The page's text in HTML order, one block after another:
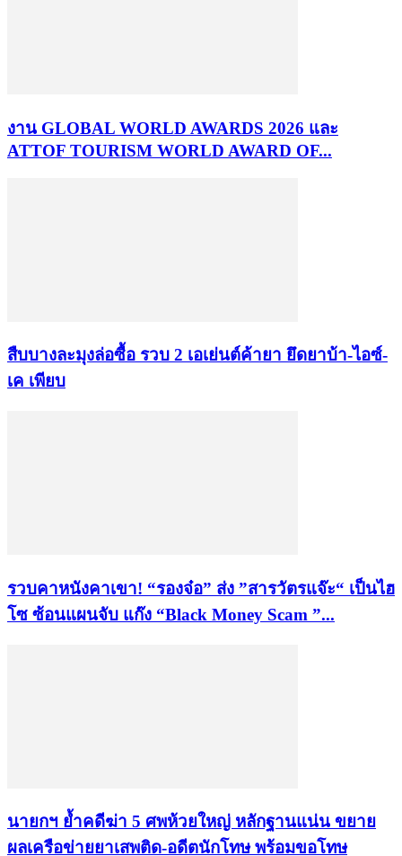
งาน GLOBAL WORLD AWARDS 2026 และ
ATTOF TOURISM WORLD AWARD OF...
สืบบางละมุงล่อซื้อ รวบ 2 เอเย่นต์ค้ายา ยึดยาบ้า-ไอซ์-
เค เพียบ
รวบคาหนังคาเขา! “รองจ๋อ” ส่ง ”สารวัตรแจ๊ะ“ เป็นไฮ
โซ ซ้อนแผนจับ แก๊ง “Black Money Scam ”...
นายกฯ ย้ำคดีฆ่า 5 ศพห้วยใหญ่ หลักฐานแน่น ขยาย
ผลเครือข่ายยาเสพติด-อดีตนักโทษ พร้อมขอโทษ